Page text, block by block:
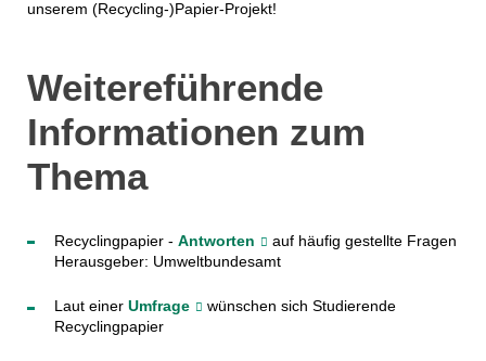
unserem (Recycling-)Papier-Projekt!
Weitereführende
Informationen zum
Thema
Recyclingpapier - Antworten
auf häufig gestellte Fragen
Herausgeber: Umweltbundesamt
Laut einer Umfrage
wünschen sich Studierende
Recyclingpapier